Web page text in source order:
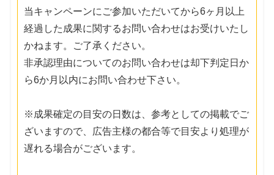
当キャンペーンにご参加いただいてから6ヶ月以上
経過した成果に関するお問い合わせはお受けいたし
かねます。ご了承ください。
非承認理由についてのお問い合わせは却下判定日か
ら6か月以内にお問い合わせ下さい。
※成果確定の目安の日数は、参考としての掲載でご
ざいますので、広告主様の都合等で目安より処理が
遅れる場合がございます。